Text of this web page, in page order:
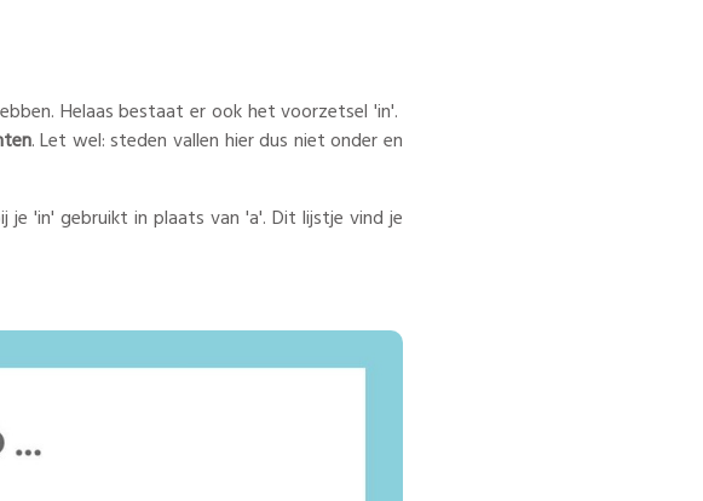
Helaas bestaat er ook het voorzetsel 'in'.
. Let wel: steden vallen hier dus niet onder en
je 'in' gebruikt in plaats van 'a'. Dit lijstje vind je